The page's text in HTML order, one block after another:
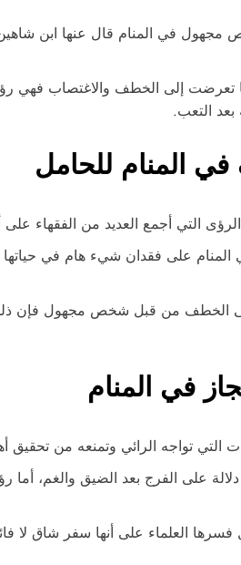
في المنام قال عنها ابن
تعرضت إلى الخطف والاغتصاب فهي
بعد التعب.
المنام للحامل
التي أجمع العديد من الفقهاء
المنام على فقدان شيء هام في
الخطف من قبل شخص مجهول فإن ذلك
في المنام
التي تواجه الرائي وتمنعه من
على الفرج بعد الضيق والغم، أما
العلماء على أنها سفر شاق لا